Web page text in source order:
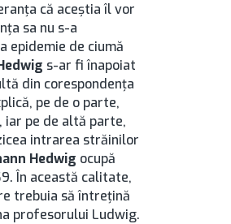
că aceştia îl vor
sa nu s-a
epidemie de ciumă
s-ar fi înapoiat
din corespondenţa
pe de o parte,
pe de altă parte,
intrarea străinilor
Hedwig ocupă
În această calitate,
trebuia să întreţină
profesorului Ludwig.